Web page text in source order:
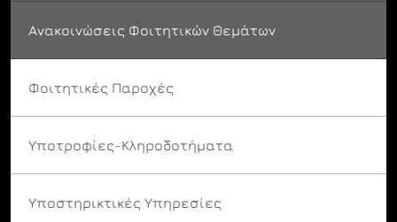
Ανακοινώσεις Φοιτητικών Θεμάτων
Φοιτητικές Παροχές
Υποτροφίες-Κληροδοτήματα
Υποστηρικτικές Υπηρεσίες